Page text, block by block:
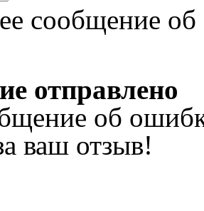
сообщение об
отправлено
об
ваш отзыв!